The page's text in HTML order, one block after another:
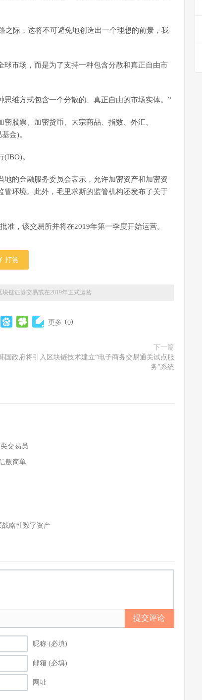
之际，这将不可避免地创造出一个理想的前景，我
市场，而是为了支持一种包含分散和真正自由市
维方式包含一个分散的、真正自由的市场实体。”
股票、加密货币、大宗商品、指数、外汇、
金)。
。
的金融服务委员会表示，允许加密资产和加密资
环境。此外，毛里求斯的监管机构还发布了关于
准，该交易所并将在2019年第一季度开始运营。
打赏
链证券交易或在2019年正式运营
更多 (0)
下一篇
国政府将引入区块链技术建立“电子商务交易通关试点服
务”系统
交易员
般简单
战略性数字资产
提交评论
昵称 (必填)
邮箱 (必填)
网址